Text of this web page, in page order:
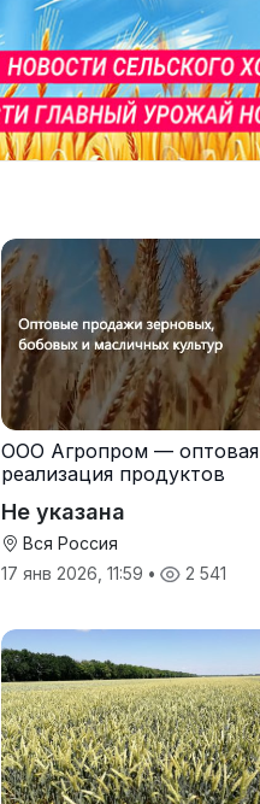
ООО Агропром — оптовая
реализация продуктов
Не указана
Вся Россия
17 янв 2026, 11:59 • 2 541